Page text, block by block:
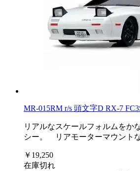
MR-015RM r/s 頭文字D RX-7
リアルなスケールフォルムをか
シー。 リアモーターマウント
￥19,250
在庫切れ